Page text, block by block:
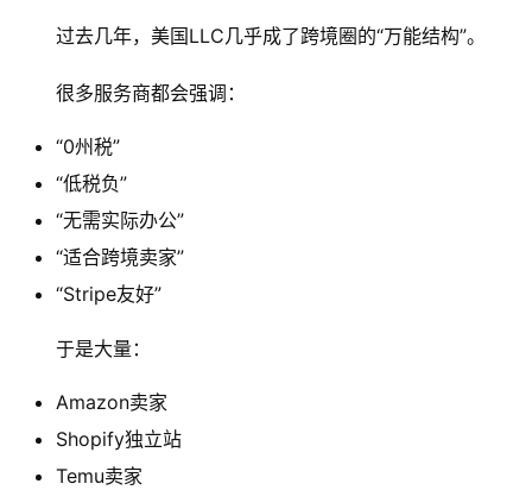
过去几年，美国LLC几乎成了跨境圈的“万能结构”。
很多服务商都会强调：
“0州税”
“低税负”
“无需实际办公”
“适合跨境卖家”
“Stripe友好”
于是大量：
Amazon卖家
Shopify独立站
Temu卖家